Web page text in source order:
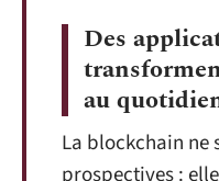
Des
au
La blockchain ne